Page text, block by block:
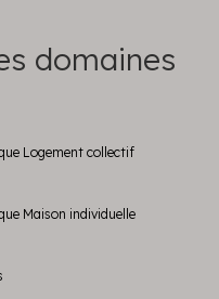
domaines
Logement collectif
Maison individuelle